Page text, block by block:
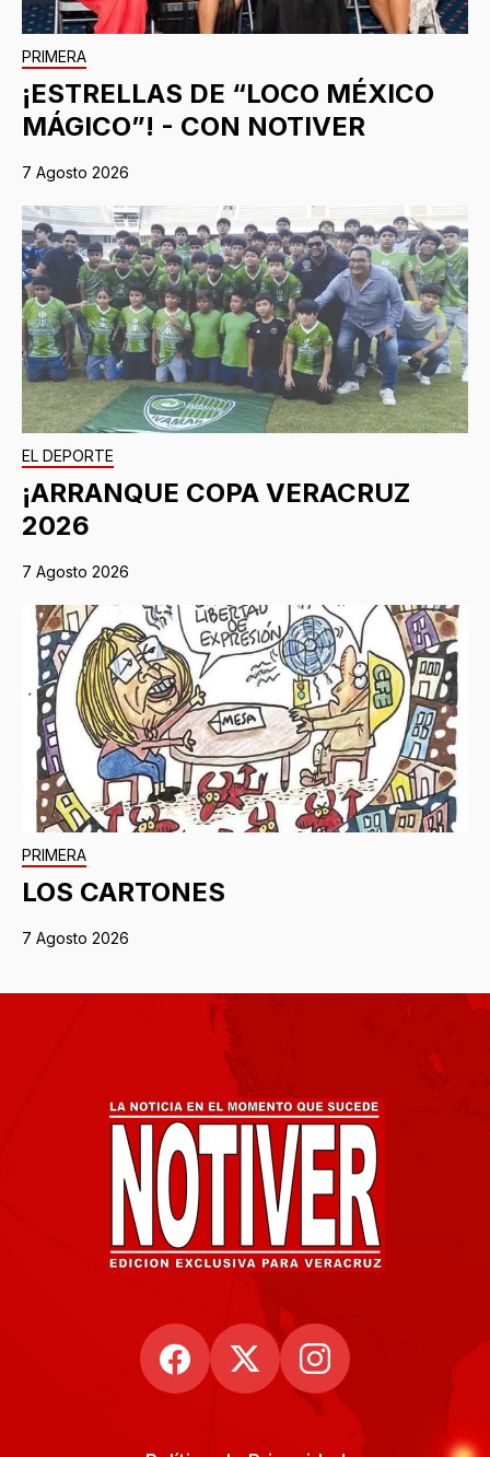
PRIMERA
¡ESTRELLAS DE “LOCO MÉXICO
MÁGICO”! - CON NOTIVER
7 Agosto 2026
EL DEPORTE
¡ARRANQUE COPA VERACRUZ
2026
7 Agosto 2026
PRIMERA
LOS CARTONES
7 Agosto 2026